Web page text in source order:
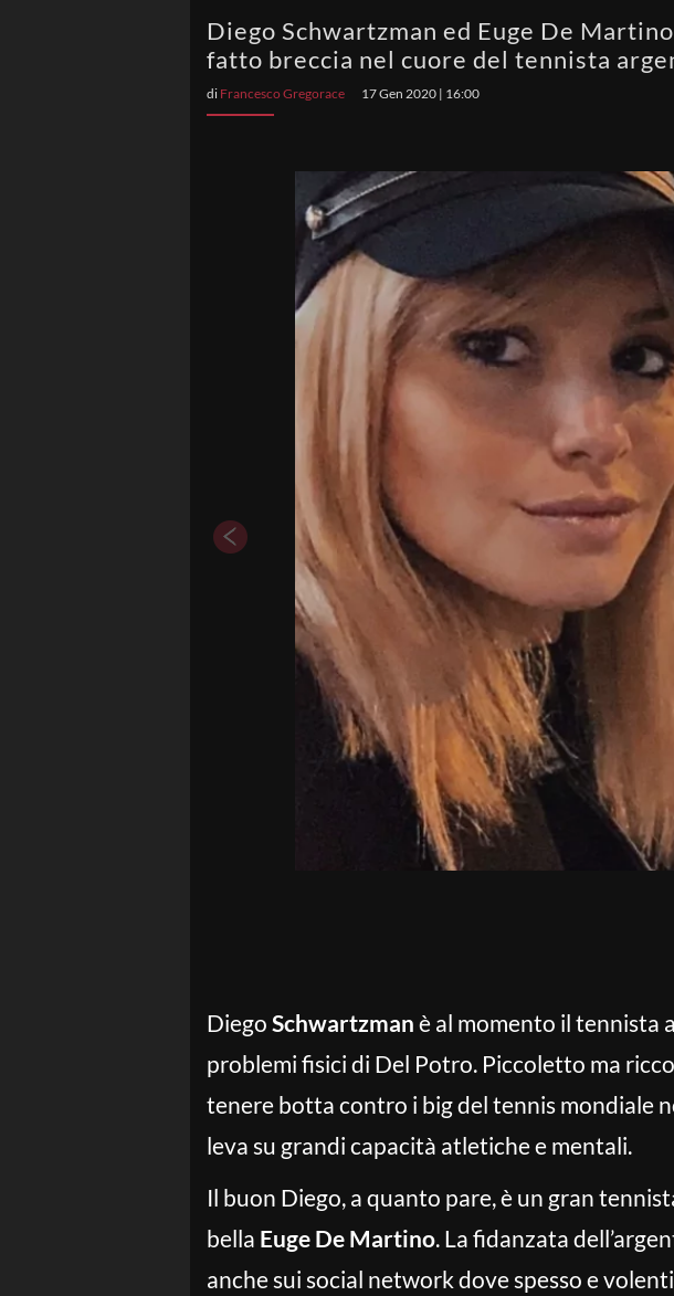
Diego Schwartzman ed Euge De
fatto breccia nel cuore del tennista
di Francesco Gregorace 17 Gen 2020 | 16:00
Diego Schwartzman è al momento il tennista
problemi fisici di Del Potro. Piccoletto ma
tenere botta contro i big del tennis mondiale
leva su grandi capacità atletiche e mentali.
Il buon Diego, a quanto pare, è un gran
bella Euge De Martino. La fidanzata
anche sui social network dove spesso e